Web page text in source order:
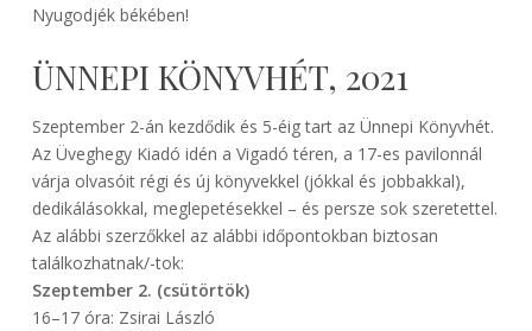
Nyugodjék békében!
ÜNNEPI KÖNYVHÉT, 2021
Szeptember 2-án kezdődik és 5-éig tart az Ünnepi Könyvhét.
Az Üveghegy Kiadó idén a Vigadó téren, a 17-es pavilonnál
várja olvasóit régi és új könyvekkel (jókkal és jobbakkal),
dedikálásokkal, meglepetésekkel – és persze sok szeretettel.
Az alábbi szerzőkkel az alábbi időpontokban biztosan
találkozhatnak/-tok:
Szeptember 2. (csütörtök)
16–17 óra: Zsirai László